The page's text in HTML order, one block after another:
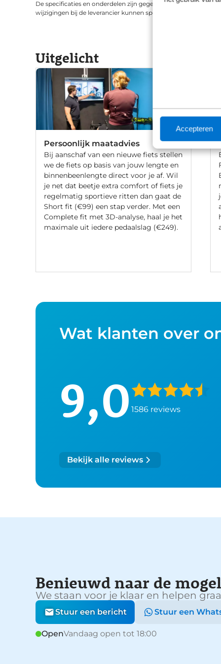
Accepteren
De specificaties en onderdelen zijn gegeven op basis van
wijzigingen bij de leverancier kunnen specificaties afwijken.
Uitgelicht
Persoonlijk maatadvies
Bij aanschaf van een nieuwe fiets stellen
we de fiets op basis van jouw lengte en
binnenbeenlengte direct voor je af. Wil
je net dat beetje extra comfort of fiets je
regelmatig sportieve ritten dan gaat de
Short fit (€99) een stap verder. Met een
Complete fit met 3D-analyse, haal je het
maximale uit iedere pedaalslag (€249).
Wat klanten over
9,0 1586 reviews
Bekijk alle reviews
Benieuwd naar de
We staan voor je klaar en helpen
Stuur een bericht Stuur een
OpenVandaag open tot 18:00